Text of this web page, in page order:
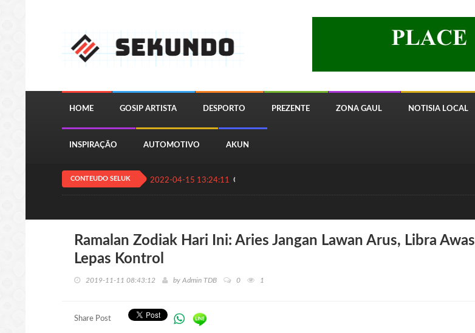
HOME GOSIP ARTISTA DESPORTO PREZENTE ZONA GAUL NOTISIA LOCAL
INSPIRAÇÃO AUTOMOTIVO AKUN
CONTEUDO SELUK 2022-04-15 13:24:11 QUIZ JOGA 8820 Timor Telecom
Ramalan Zodiak Hari Ini: Aries Jangan Lawan Arus, Libra Awas
Lepas Kontrol
2019-11-11 08:43:12 by Admin TDB 0 1
Share Post